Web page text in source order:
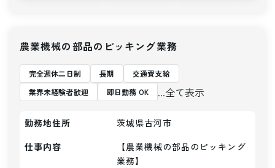
農業機械の部品のピッキング業務
完全週休二日制 長期
交通費支給
業界未経験者歓迎
即日勤務 OK ...全て表示
勤務地住所
茨城県古河市
仕事内容
【農業機械の部品のピッキング
業務】